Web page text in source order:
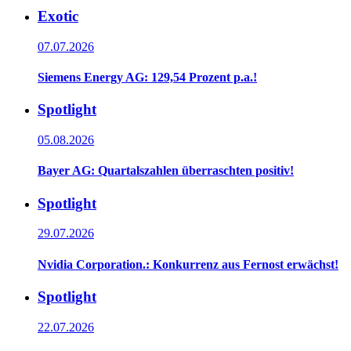
Exotic
07.07.2026
Siemens Energy AG: 129,54 Prozent p.a.!
Spotlight
05.08.2026
Bayer AG: Quartalszahlen überraschten positiv!
Spotlight
29.07.2026
Nvidia Corporation.: Konkurrenz aus Fernost erwächst!
Spotlight
22.07.2026